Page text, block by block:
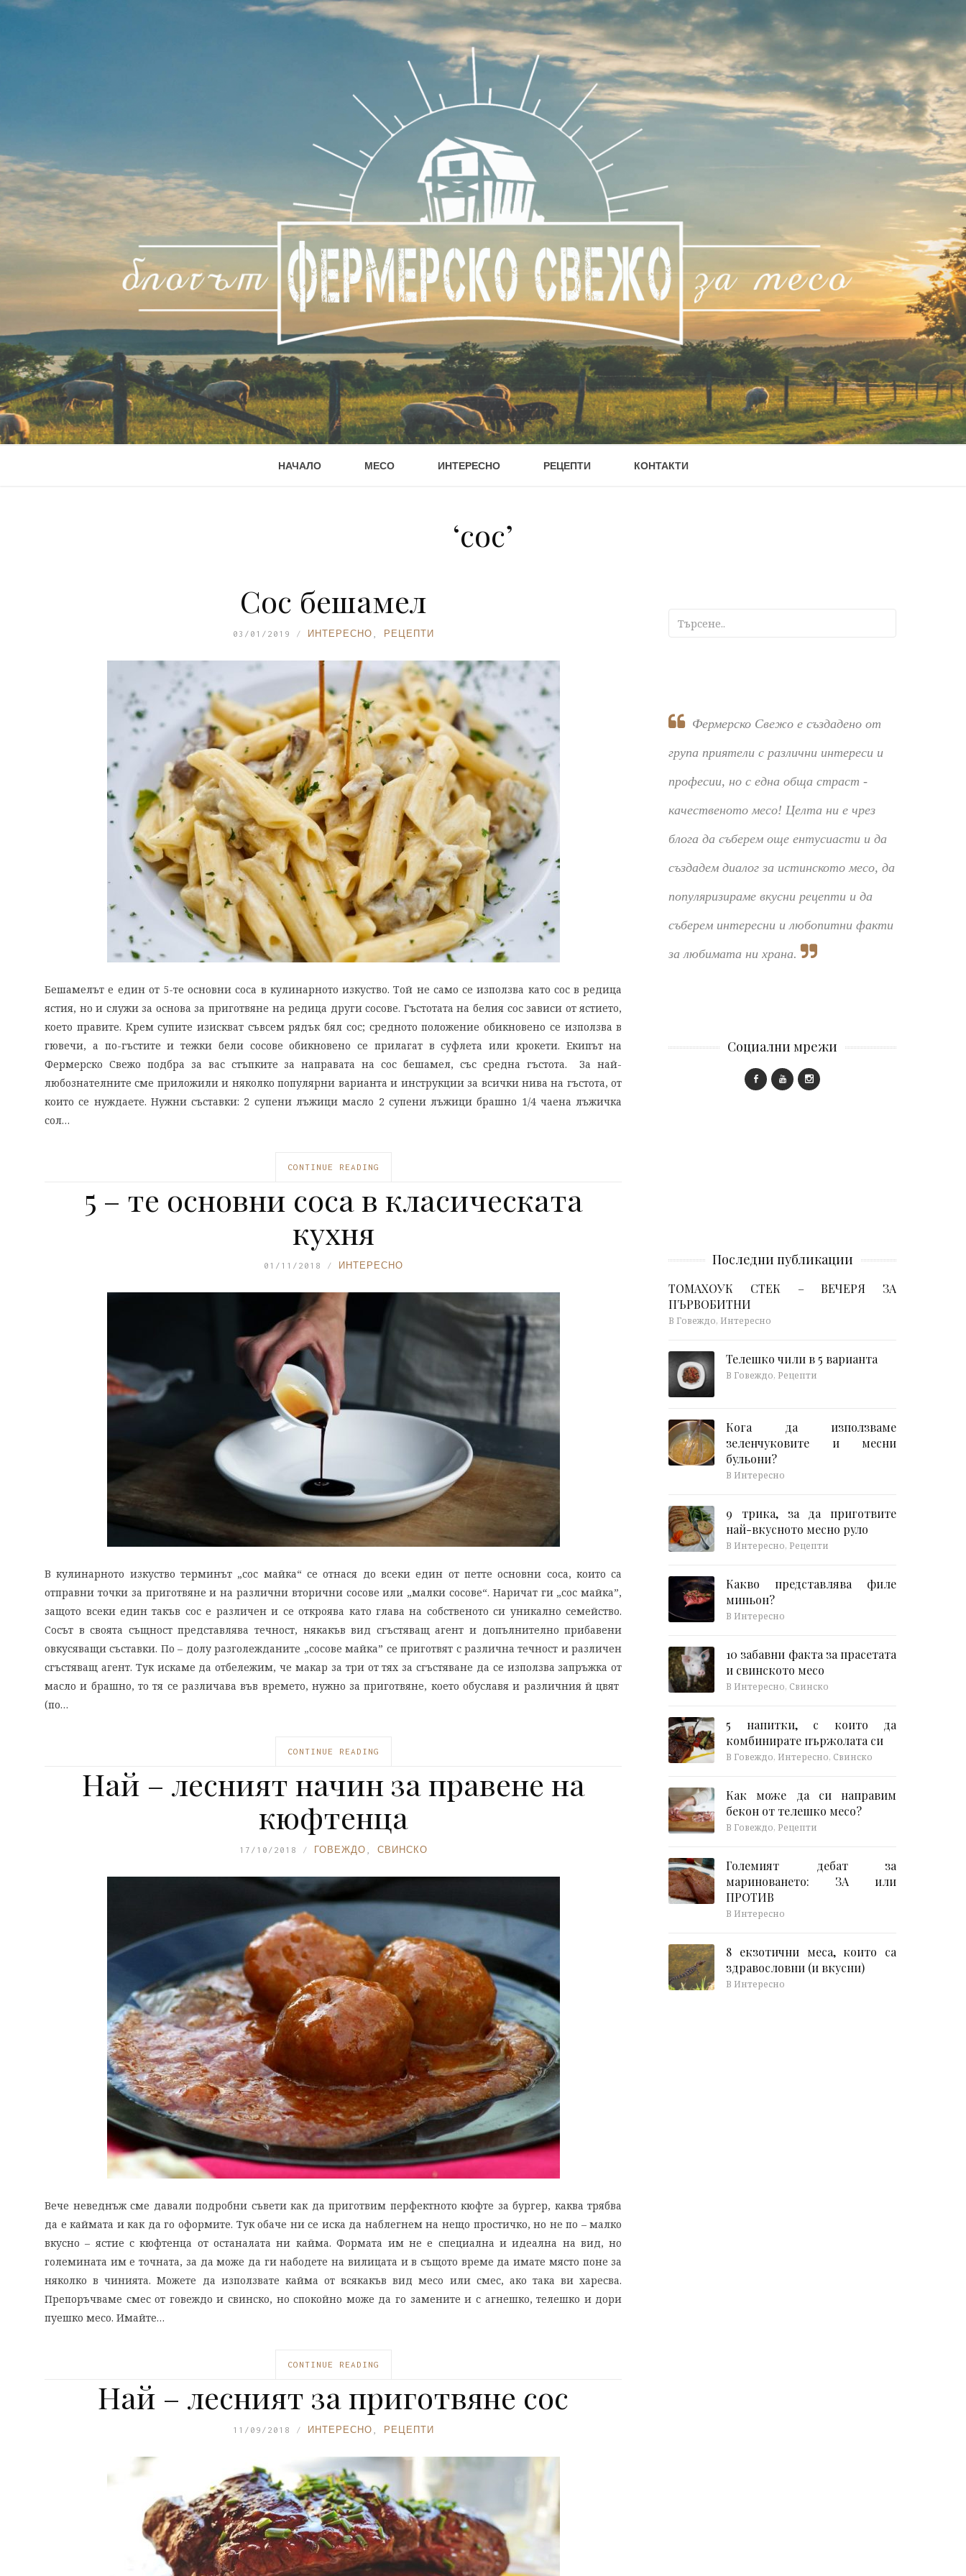
НАЧАЛО МЕСО ИНТЕРЕСНО РЕЦЕПТИ КОНТАКТИ
‘сос’
Сос бешамел
03/01/2019 ИНТЕРЕСНО РЕЦЕПТИ
Бешамелът е един от 5-те основни соса в кулинарното изкуство. Той не само се използва като сос в редица
ястия, но и служи за основа за приготвяне на редица други сосове. Гъстотата на белия сос зависи от ястието,
което правите. Крем супите изискват съвсем рядък бял сос; средното положение обикновено се използва в
гювечи, а по-гъстите и тежки бели сосове обикновено се прилагат в суфлета или крокети. Екипът на
Фермерско Свежо подбра за вас стъпките за направата на сос бешамел, със средна гъстота. За най-
любознателните сме приложили и няколко популярни варианта и инструкции за всички нива на гъстота, от
които се нуждаете. Нужни съставки: 2 супени лъжици масло 2 супени лъжици брашно 1/4 чаена лъжичка
сол…
CONTINUE READING
5 – те основни соса в класическата
кухня
01/11/2018 ИНТЕРЕСНО
В кулинарното изкуство терминът „сос майка“ се отнася до всеки един от петте основни соса, които са
отправни точки за приготвяне и на различни вторични сосове или „малки сосове“. Наричат ги „сос майка”,
защото всеки един такъв сос е различен и се откроява като глава на собственото си уникално семейство.
Сосът в своята същност представлява течност, някакъв вид сгъстяващ агент и допълнително прибавени
овкусяващи съставки. По – долу разголежданите „сосове майка” се приготвят с различна течност и различен
сгъстяващ агент. Тук искаме да отбележим, че макар за три от тях за сгъстяване да се използва запръжка от
масло и брашно, то тя се различава във времето, нужно за приготвяне, което обуславя и различния й цвят
(по…
CONTINUE READING
Най – лесният начин за правене на
кюфтенца
17/10/2018 ГОВЕЖДО СВИНСКО
Вече неведнъж сме давали подробни съвети как да приготвим перфектното кюфте за бургер, каква трябва
да е каймата и как да го оформите. Тук обаче ни се иска да наблегнем на нещо простичко, но не по – малко
вкусно – ястие с кюфтенца от останалата ни кайма. Формата им не е специална и идеална на вид, но
големината им е точната, за да може да ги набодете на вилицата и в същото време да имате място поне за
няколко в чинията. Можете да използвате кайма от всякакъв вид месо или смес, ако така ви харесва.
Препоръчваме смес от говеждо и свинско, но спокойно може да го замените и с агнешко, телешко и дори
пуешко месо. Имайте…
CONTINUE READING
Най – лесният за приготвяне сос
11/09/2018 ИНТЕРЕСНО РЕЦЕПТИ
Фермерско Свежо е създадено от
група приятели с различни интереси и
професии, но с една обща страст -
качественото месо! Целта ни е чрез
блога да съберем още ентусиасти и да
създадем диалог за истинското месо, да
популяризираме вкусни рецепти и да
съберем интересни и любопитни факти
за любимата ни храна.
Социални мрежи
Последни публикации
ТОМАХОУК СТЕК – ВЕЧЕРЯ ЗА
ПЪРВОБИТНИ
В Говеждо, Интересно
Телешко чили в 5 варианта
В Говеждо, Рецепти
Кога да използваме
зеленчуковите и месни
бульони?
В Интересно
9 трика, за да приготвите
най-вкусното месно руло
В Интересно, Рецепти
Какво представлява филе
миньон?
В Интересно
10 забавни факта за прасетата
и свинското месо
В Интересно, Свинско
5 напитки, с които да
комбинирате пържолата си
В Говеждо, Интересно, Свинско
Как може да си направим
бекон от телешко месо?
В Говеждо, Рецепти
Големият дебат за
мариноването: ЗА или
ПРОТИВ
В Интересно
8 екзотични меса, които са
здравословни (и вкусни)
В Интересно